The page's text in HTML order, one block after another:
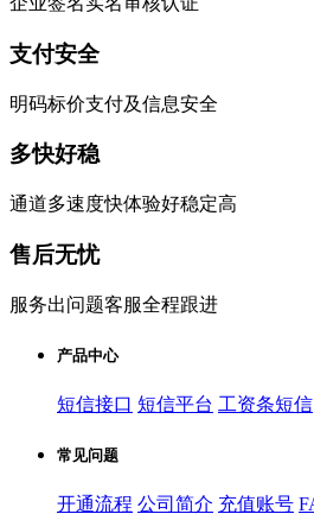
支付安全
明码标价支付及信息安全
多快好稳
通道多速度快体验好稳定高
售后无忧
服务出问题客服全程跟进
产品中心
短信接口 短信平台 工资条短信
常见问题
开通流程 公司简介 充值账号